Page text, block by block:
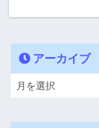
アーカイブ